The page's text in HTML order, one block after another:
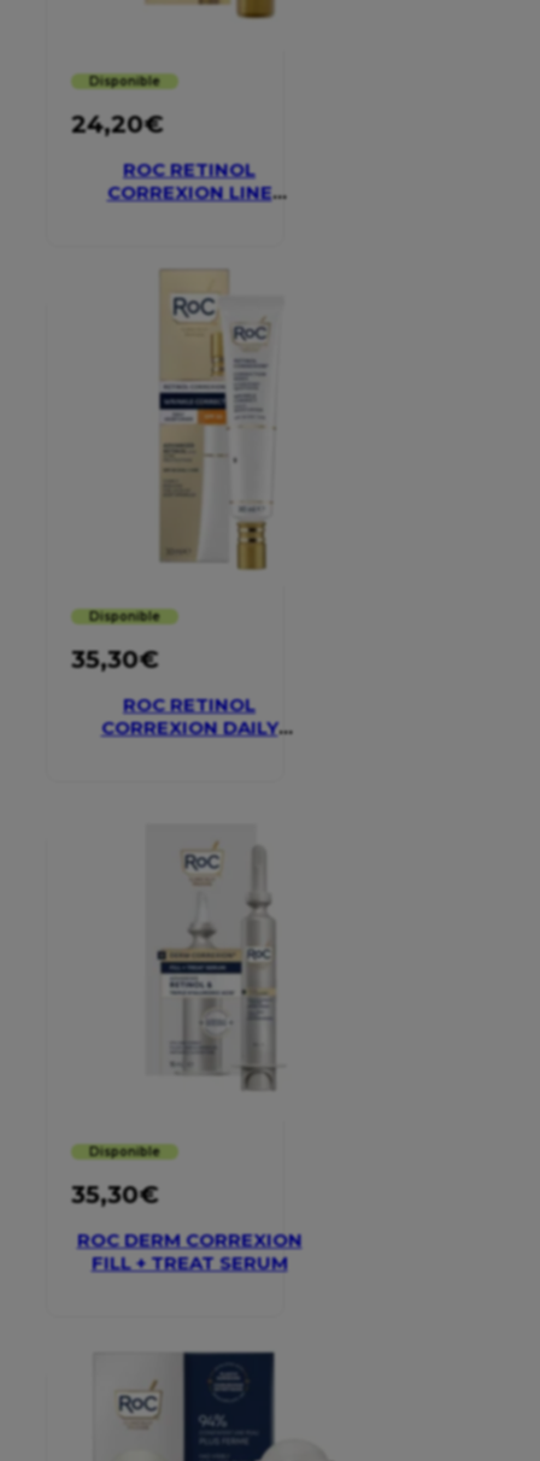
Disponible
24,20€
ROC RETINOL
CORREXION LINE
Disponible
35,30€
ROC RETINOL
CORREXION DAILY
Disponible
35,30€
ROC DERM CORREXION
FILL + TREAT SERUM